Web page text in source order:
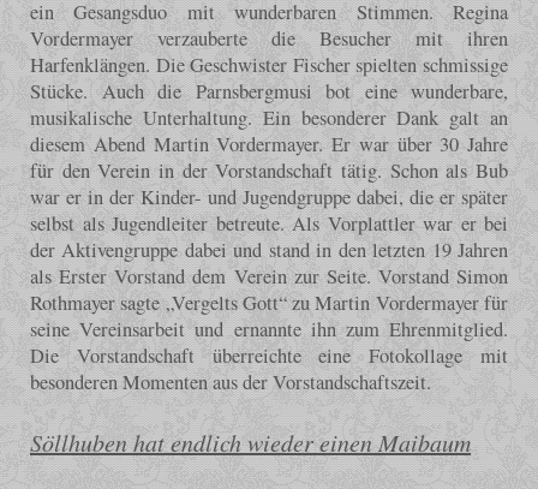
ein Gesangsduo mit wunderbaren Stimmen. Regina
Vordermayer verzauberte die Besucher mit ihren
Harfenklängen. Die Geschwister Fischer spielten schmissige
Stücke. Auch die Parnsbergmusi bot eine wunderbare,
musikalische Unterhaltung. Ein besonderer Dank galt an
diesem Abend Martin Vordermayer. Er war über 30 Jahre
für den Verein in der Vorstandschaft tätig. Schon als Bub
war er in der Kinder- und Jugendgruppe dabei, die er später
selbst als Jugendleiter betreute. Als Vorplattler war er bei
der Aktivengruppe dabei und stand in den letzten 19 Jahren
als Erster Vorstand dem Verein zur Seite. Vorstand Simon
Rothmayer sagte „Vergelts Gott“ zu Martin Vordermayer für
seine Vereinsarbeit und ernannte ihn zum Ehrenmitglied.
Die Vorstandschaft überreichte eine Fotokollage mit
besonderen Momenten aus der Vorstandschaftszeit.
Söllhuben hat endlich wieder einen Maibaum